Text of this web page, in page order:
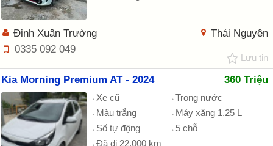
Thái Nguyên
Đinh Xuân Trường
0335 092 049
Lưu tin
Kia Morning Premium AT - 2024 360 Triệu
Xe cũ
Trong nước
Màu trắng
Máy xăng 1.25 L
Số tự động
5 chỗ
Đã đi 22,000 km